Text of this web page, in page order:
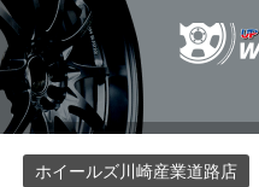
ホイールズ川崎産業道路店